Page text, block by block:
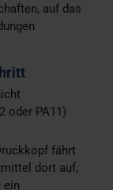
auf das
oder PA11)
fährt
dort auf,
ein